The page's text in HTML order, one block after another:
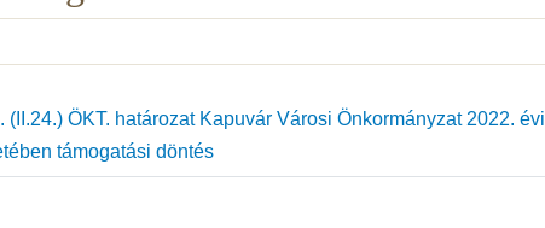
(II.24.) ÖKT. határozat Kapuvár Városi Önkormányzat 2022. évi
támogatási döntés